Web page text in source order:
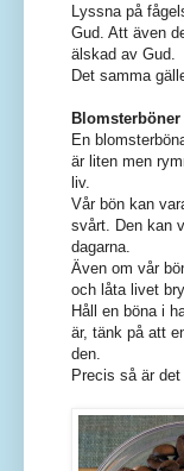
Lyssna på
Gud. Att även
älskad av Gud.
Det samma
Blomsterböner
En
är liten men
liv.
Vår bön kan
svårt. Den kan
dagarna.
Även om vår
och låta livet
Håll en böna i
är, tänk på att
den.
Precis så är det